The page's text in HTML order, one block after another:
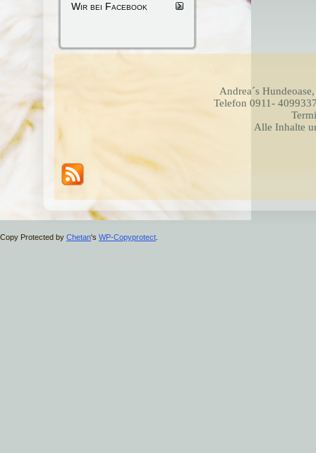
Wir bei Facebook
Andrea´s
Telefon 0911-
Alle Inhalte
Copy Protected by Chetan's WP-Copyprotect